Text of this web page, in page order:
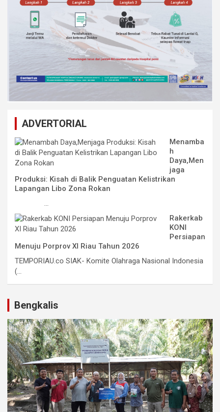
ADVERTORIAL
Menamba
h
Daya,Men
jaga
Produksi: Kisah di Balik Penguatan Kelistrikan
Lapangan Libo Zona Rokan
...
Rakerkab
KONI
Persiapan
Menuju Porprov XI Riau Tahun 2026
TEMPORIAU.co SIAK- Komite Olahraga Nasional Indonesia
(...
Bengkalis